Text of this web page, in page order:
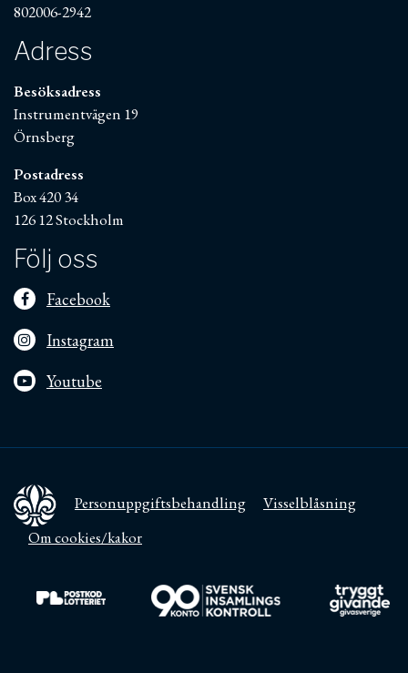
802006-2942
Adress
Besöksadress
Instrumentvägen 19
Örnsberg
Postadress
Box 420 34
126 12 Stockholm
Följ oss
Facebook
Instagram
Youtube
Personuppgiftsbehandling
Visselblåsning
Om cookies/kakor
Till https://www.postkodlotteriet.se/
Till https://